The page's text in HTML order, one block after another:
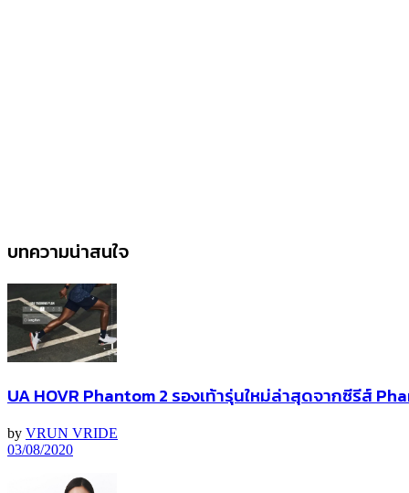
บทความน่าสนใจ
UA HOVR Phantom 2 รองเท้ารุ่นใหม่ล่าสุดจากซีรีส์
by VRUN VRIDE
03/08/2020